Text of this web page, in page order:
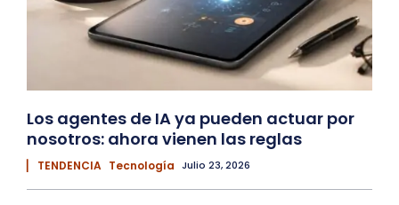
Los agentes de IA ya pueden actuar por
nosotros: ahora vienen las reglas
▏ TENDENCIA Tecnología Julio 23, 2026